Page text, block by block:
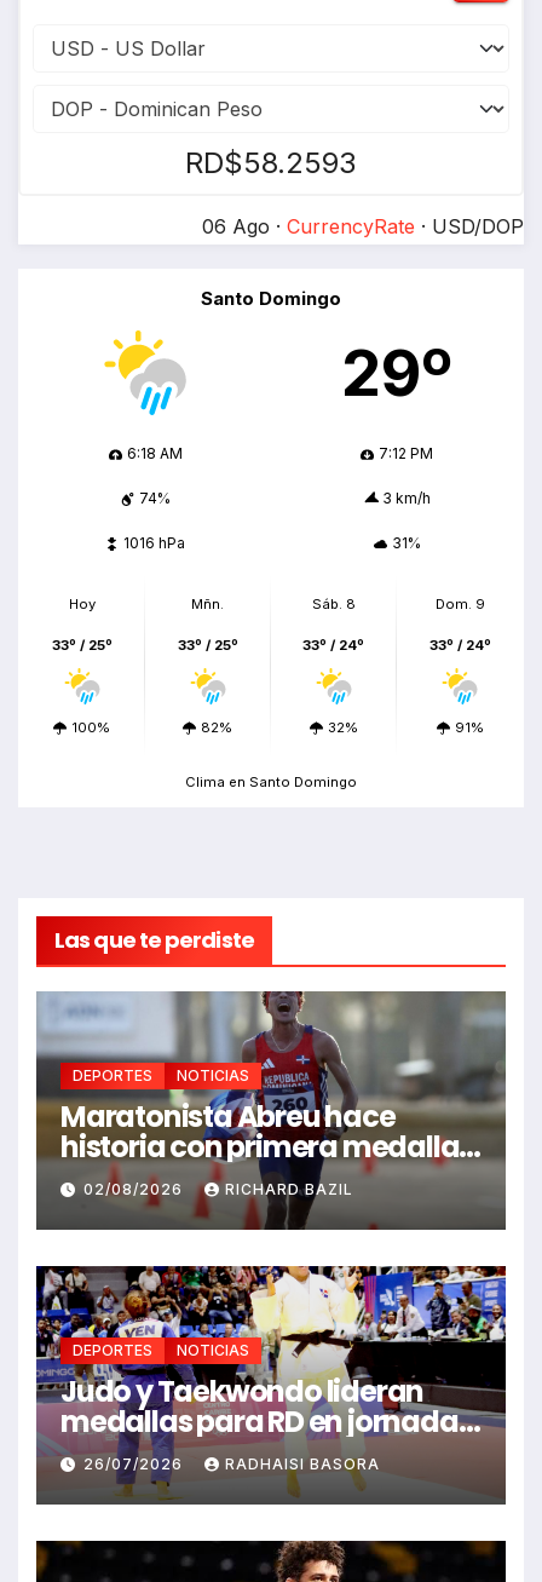
RD$58.2593
06 Ago · CurrencyRate · USD/DOP
Santo Domingo
29º
6:18 AM 7:12 PM
74% 3 km/h
1016 hPa 31%
Hoy
33º / 25º
100%
Mñn.
33º / 25º
82%
Sáb. 8
33º / 24º
32%
Dom. 9
33º / 24º
91%
Clima en Santo Domingo
Las que te perdiste
DEPORTES NOTICIAS
Maratonista Abreu hace
historia con primera medalla
en Juegos Santo Domingo
2026
02/08/2026 RICHARD BAZIL
DEPORTES NOTICIAS
Judo y Taekwondo lideran
medallas para RD en jornada
de Juego Santo Domingo 2026
26/07/2026 RADHAISI BASORA